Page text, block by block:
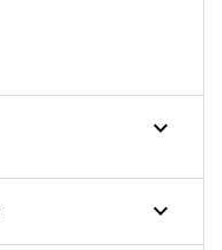
keyboard_arrow_down
keyboard_arrow_down